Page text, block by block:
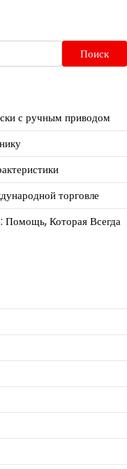
Поиск
с ручным приводом
торговле
Помощь, Которая Всегда